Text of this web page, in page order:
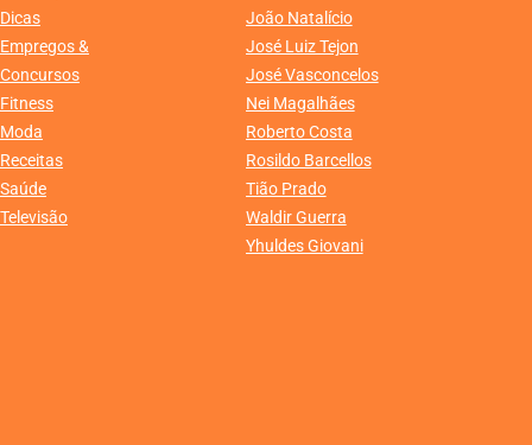
Dicas
Empregos &
Concursos
Fitness
Moda
Receitas
Saúde
Televisão
João Natalício
José Luiz Tejon
José Vasconcelos
Nei Magalhães
Roberto Costa
Rosildo Barcellos
Tião Prado
Waldir Guerra
Yhuldes Giovani